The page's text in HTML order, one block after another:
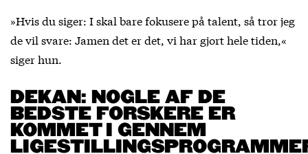
»Hvis du siger: I skal bare fokusere på talent, så tror jeg
de vil svare: Jamen det er det, vi har gjort hele tiden,«
siger hun.
DEKAN: NOGLE AF DE
BEDSTE FORSKERE ER
KOMMET I GENNEM